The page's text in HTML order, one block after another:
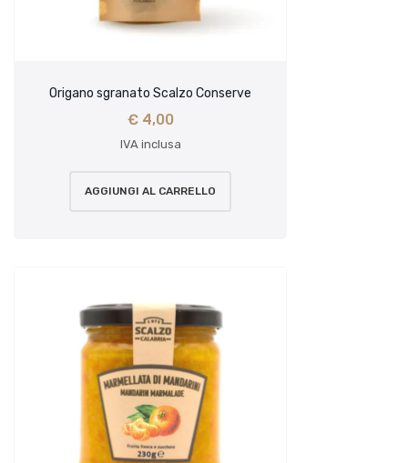
Origano sgranato Scalzo Conserve
€4,00
IVA inclusa
AGGIUNGI AL CARRELLO